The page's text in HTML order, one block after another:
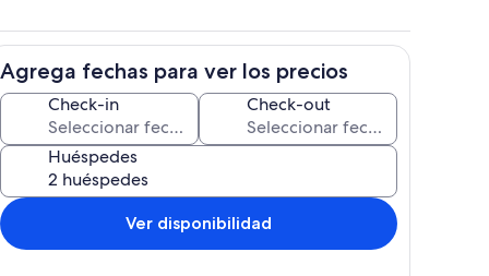
Alberca
Agrega fechas para ver los precios
Check-in Check-out
Huéspedes
Ver disponibilidad